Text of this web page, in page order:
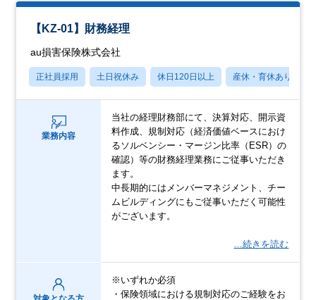
【KZ-01】財務経理
au損害保険株式会社
正社員採用 土日祝休み 休日120日以上 産休・育休あり
業務内容
当社の経理財務部にて、決算対応、開示資
料作成、規制対応（経済価値ベースにおけ
るソルベンシー・マージン比率（ESR）の
確認）等の財務経理業務にご従事いただき
ます。
中長期的にはメンバーマネジメント、チー
ムビルディングにもご従事いただく可能性
がございます。
…続きを読む
※いずれか必須
・保険領域における規制対応のご経験をお